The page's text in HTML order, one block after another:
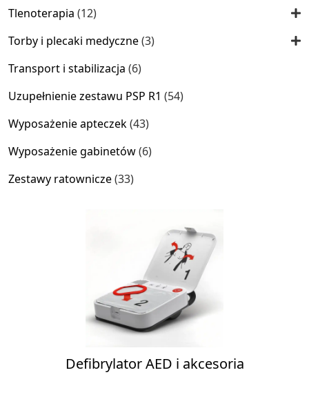
Tlenoterapia 1212
Torby i plecaki medyczne 33
Transport i stabilizacja 66
Uzupełnienie zestawu PSP R1 5454
Wyposażenie apteczek 4343
Wyposażenie gabinetów 66
Zestawy ratownicze 3333
Defibrylator AED i akcesoria